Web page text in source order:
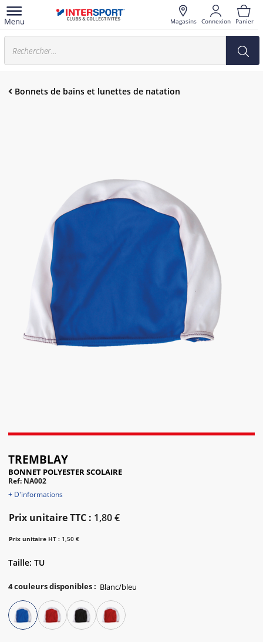
Magasins Connexion Panier
Bonnets de bains et lunettes de natation
TREMBLAY
BONNET POLYESTER SCOLAIRE
Ref: NA002
+ D'informations
Prix unitaire TTC : 1,80 €
Prix unitaire HT : 1,50 €
Taille: TU
4couleurs disponibles: